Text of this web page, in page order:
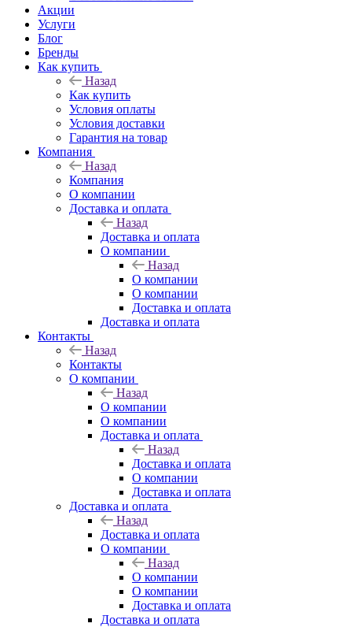
Акции
Услуги
Блог
Бренды
Как купить
Назад
Как купить
Условия оплаты
Условия доставки
Гарантия на товар
Компания
Назад
Компания
О компании
Доставка и оплата
Назад
Доставка и оплата
О компании
Назад
О компании
О компании
Доставка и оплата
Доставка и оплата
Контакты
Назад
Контакты
О компании
Назад
О компании
О компании
Доставка и оплата
Назад
Доставка и оплата
О компании
Доставка и оплата
Доставка и оплата
Назад
Доставка и оплата
О компании
Назад
О компании
О компании
Доставка и оплата
Доставка и оплата